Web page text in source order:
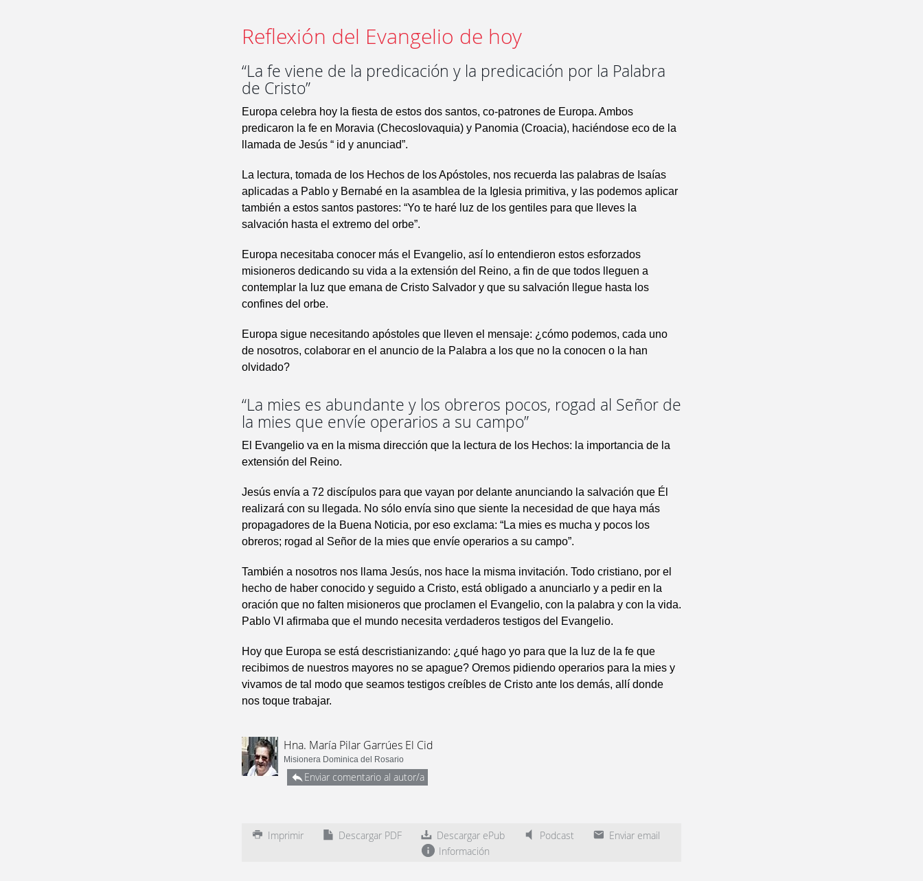
Reflexión del Evangelio de hoy
“La fe viene de la predicación y la predicación por la Palabra
de Cristo”
Europa celebra hoy la fiesta de estos dos santos, co-patrones de Europa. Ambos
predicaron la fe en Moravia (Checoslovaquia) y Panomia (Croacia), haciéndose eco de la
llamada de Jesús “ id y anunciad”.
La lectura, tomada de los Hechos de los Apóstoles, nos recuerda las palabras de Isaías
aplicadas a Pablo y Bernabé en la asamblea de la Iglesia primitiva, y las podemos aplicar
también a estos santos pastores: “Yo te haré luz de los gentiles para que lleves la
salvación hasta el extremo del orbe”.
Europa necesitaba conocer más el Evangelio, así lo entendieron estos esforzados
misioneros dedicando su vida a la extensión del Reino, a fin de que todos lleguen a
contemplar la luz que emana de Cristo Salvador y que su salvación llegue hasta los
confines del orbe.
Europa sigue necesitando apóstoles que lleven el mensaje: ¿cómo podemos, cada uno
de nosotros, colaborar en el anuncio de la Palabra a los que no la conocen o la han
olvidado?
“La mies es abundante y los obreros pocos, rogad al Señor de
la mies que envíe operarios a su campo”
El Evangelio va en la misma dirección que la lectura de los Hechos: la importancia de la
extensión del Reino.
Jesús envía a 72 discípulos para que vayan por delante anunciando la salvación que Él
realizará con su llegada. No sólo envía sino que siente la necesidad de que haya más
propagadores de la Buena Noticia, por eso exclama: “La mies es mucha y pocos los
obreros; rogad al Señor de la mies que envíe operarios a su campo”.
También a nosotros nos llama Jesús, nos hace la misma invitación. Todo cristiano, por el
hecho de haber conocido y seguido a Cristo, está obligado a anunciarlo y a pedir en la
oración que no falten misioneros que proclamen el Evangelio, con la palabra y con la vida.
Pablo VI afirmaba que el mundo necesita verdaderos testigos del Evangelio.
Hoy que Europa se está descristianizando: ¿qué hago yo para que la luz de la fe que
recibimos de nuestros mayores no se apague? Oremos pidiendo operarios para la mies y
vivamos de tal modo que seamos testigos creíbles de Cristo ante los demás, allí donde
nos toque trabajar.
Hna. María Pilar Garrúes El Cid
Misionera Dominica del Rosario
Enviar comentario al autor/a
Imprimir Descargar PDF Descargar ePub Podcast
Enviar email
Información